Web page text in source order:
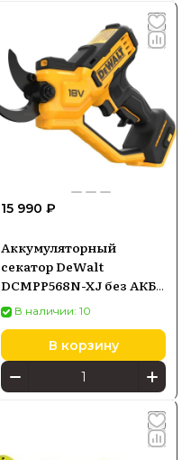
15 990 ₽
Аккумуляторный
секатор DeWalt
DCMPP568N-XJ без АКБ
и ЗУВ наличии: 10
В корзину